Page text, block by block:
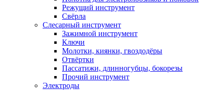
Режущий инструмент
Свёрла
Слесарный инструмент
Зажимной инструмент
Ключи
Молотки, киянки, гвоздодёры
Отвёртки
Пассатижи, длинногубцы, бокорезы
Прочий инструмент
Электроды